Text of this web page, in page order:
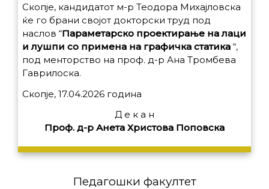
Скопје, кандидатот м-р Теодора Михајловска
ќе го брани својот докторски труд под
наслов “Параметарско проектирање на лаци
и лушпи со примена на графичка статика “,
под менторство на проф. д-р Ана Тромбева
Гаврилоска.
Скопје, 17.04.2026 година
Д е к а н
Проф. д-р Анета Христова Поповска
Педагошки факултет